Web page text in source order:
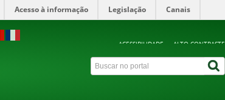
Acesso à informação Legislação Canais
ACESSIBILIDADE ALTO CONTRASTE